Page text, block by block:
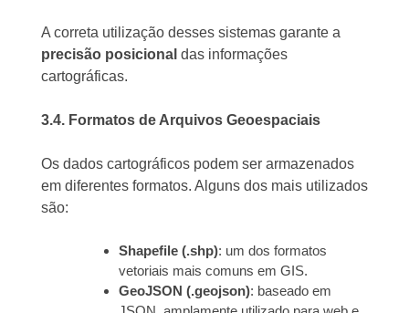
A correta utilização desses sistemas garante a
precisão posicional das informações
cartográficas.
3.4. Formatos de Arquivos Geoespaciais
Os dados cartográficos podem ser armazenados
em diferentes formatos. Alguns dos mais utilizados
são:
Shapefile (.shp): um dos formatos
vetoriais mais comuns em GIS.
GeoJSON (.geojson): baseado em